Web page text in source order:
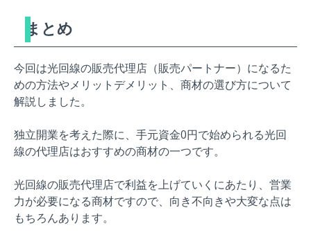
まとめ
今回は光回線の販売代理店（販売パートナー）になるた
めの方法やメリットデメリット、商材の選び方について
解説しました。
独立開業を考えた際に、手元資金0円で始められる光回
線の代理店はおすすめの商材の一つです。
光回線の販売代理店で利益を上げていくにあたり、営業
力が必要になる商材ですので、向き不向きや大変な点は
もちろんあります。